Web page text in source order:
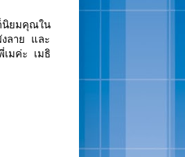
นิยมคุณใน
ลาย และ
มค่ะ เมธิ